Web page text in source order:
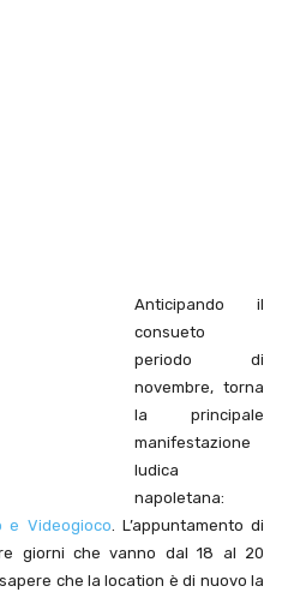
Anticipando il
consueto
periodo di
novembre, torna
la principale
manifestazione
ludica
napoletana:
e Videogioco. L’appuntamento di
giorni che vanno dal 18 al 20
che la location è di nuovo la